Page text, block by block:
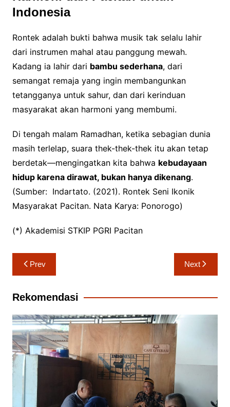
Indonesia
Rontek adalah bukti bahwa musik tak selalu lahir
dari instrumen mahal atau panggung mewah.
Kadang ia lahir dari bambu sederhana, dari
semangat remaja yang ingin membangunkan
tetangganya untuk sahur, dan dari kerinduan
masyarakat akan harmoni yang membumi.
Di tengah malam Ramadhan, ketika sebagian dunia
masih terlelap, suara thek-thek-thek itu akan tetap
berdetak—mengingatkan kita bahwa kebudayaan
hidup karena dirawat, bukan hanya dikenang.
(Sumber: Indartato. (2021). Rontek Seni Ikonik
Masyarakat Pacitan. Nata Karya: Ponorogo)
(*) Akademisi STKIP PGRI Pacitan
Navigasi
pos
Prev Next
Rekomendasi